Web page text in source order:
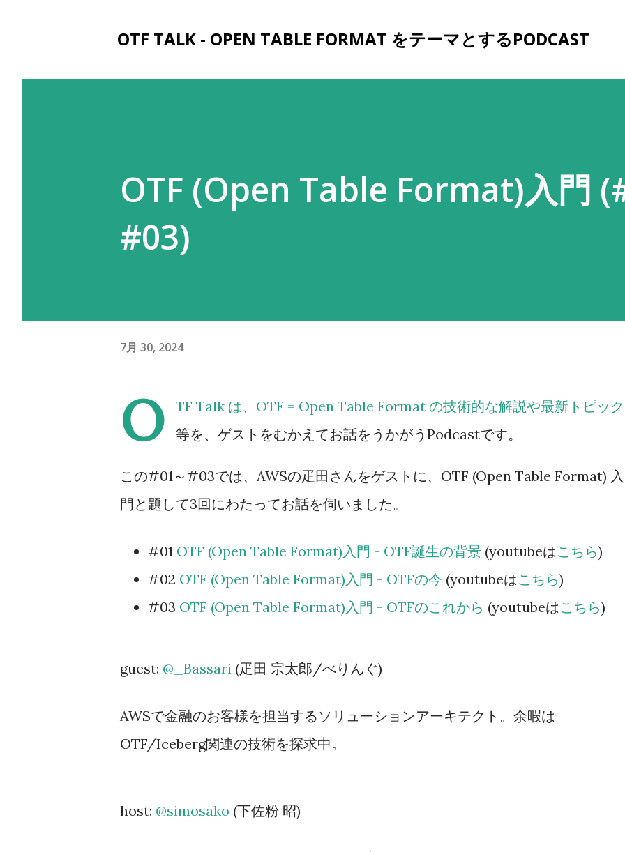
OTF TALK - OPEN TABLE FORMAT をテーマとするPODCAST
OTF (Open Table Format)入門
#03)
7月 30, 2024
O
TF Talk は、OTF = Open Table Format の技術的な解説や最新トピック
等を、ゲストをむかえてお話をうかがうPodcastです。
この#01～#03では、AWSの疋田さんをゲストに、OTF (Open Table Format) 入
門と題して3回にわたってお話を伺いました。
#01 OTF (Open Table Format)入門 - OTF誕生の背景 (youtubeはこちら)
#02 OTF (Open Table Format)入門 - OTFの今 (youtubeはこちら)
#03 OTF (Open Table Format)入門 - OTFのこれから (youtubeはこちら)
guest: @_Bassari (疋田 宗太郎/べりんぐ)
AWSで金融のお客様を担当するソリューションアーキテクト。余暇は
OTF/Iceberg関連の技術を探求中。
host: @simosako (下佐粉 昭)